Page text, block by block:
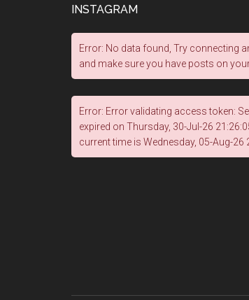
INSTAGRAM
Error: No data found, Try connecting
and make sure you have posts on
Error: Error validating access token:
expired on Thursday, 30-Jul-26
current time is Wednesday, 05-Aug-26